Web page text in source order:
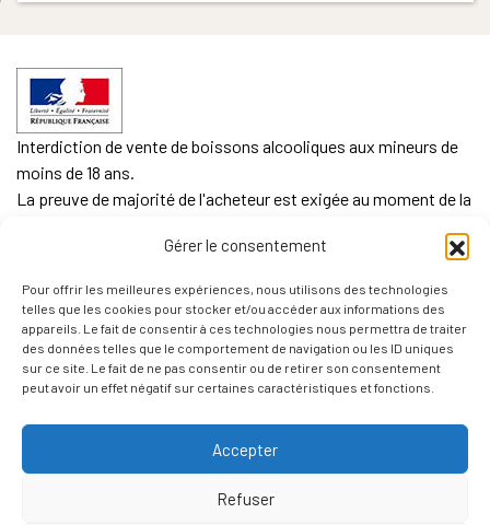
Gérer le consentement
Pour offrir les meilleures expériences, nous utilisons des technologies
telles que les cookies pour stocker et/ou accéder aux informations des
appareils. Le fait de consentir à ces technologies nous permettra de traiter
des données telles que le comportement de navigation ou les ID uniques
sur ce site. Le fait de ne pas consentir ou de retirer son consentement
peut avoir un effet négatif sur certaines caractéristiques et fonctions.
Accepter
Refuser
Interdiction de vente de boissons alcooliques aux mineurs de
moins de 18 ans.
La preuve de majorité de l'acheteur est exigée au moment de la
L'abus d'alcool est dangereux pour la santé. Sachez
consommer avec modération.